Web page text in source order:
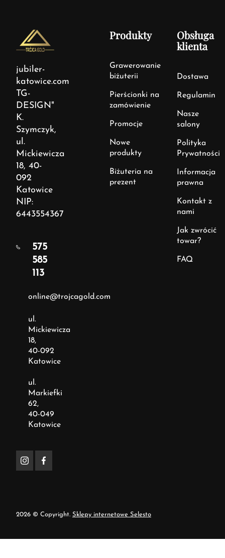
jubiler-
katowice.com
TG-
DESIGN"
K.
Szymczyk,
ul.
Mickiewicza
18, 40-
092
Katowice
NIP:
6443554367
575
585
113
online@trojcagold.com
ul.
Mickiewicza
18,
40-092
Katowice
ul.
Markiefki
62,
40-049
Katowice
Produkty
Grawerowanie
biżuterii
Pierścionki na
zamówienie
Promocje
Nowe
produkty
Biżuteria na
prezent
Obsługa
klienta
Dostawa
Regulamin
Nasze
salony
Polityka
Prywatności
Informacja
prawna
Kontakt z
nami
Jak zwrócić
towar?
FAQ
2026 © Copyright. Sklepy internetowe Selesto